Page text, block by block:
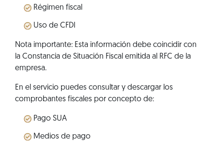
Régimen fiscal
Uso de CFDI
Nota importante: Esta información debe coincidir con
la Constancia de Situación Fiscal emitida al RFC de la
empresa.
En el servicio puedes consultar y descargar los
comprobantes fiscales por concepto de:
Pago SUA
Medios de pago